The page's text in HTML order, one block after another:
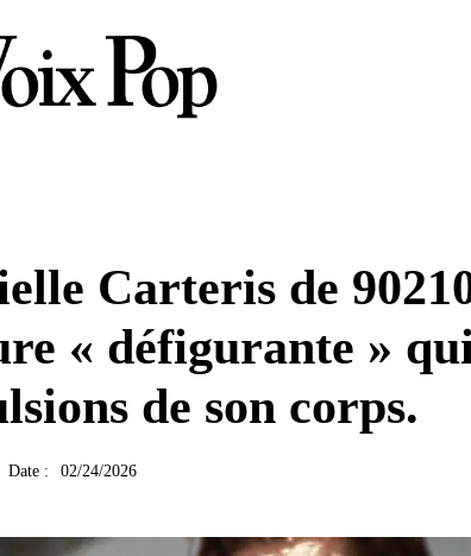
Carteris de
« défigurante »
de son corps.
Date : 02/24/2026